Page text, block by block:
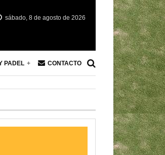
sábado, 8 de agosto de 2026
PADEL CONTACTO